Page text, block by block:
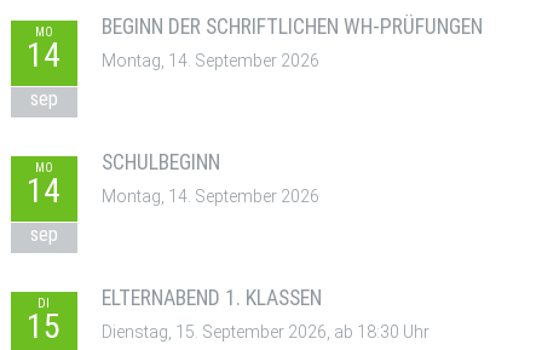
MO
14
sep
BEGINN DER SCHRIFTLICHEN WH-PRÜFUNGEN
Montag, 14. September 2026
MO
14
sep
SCHULBEGINN
Montag, 14. September 2026
DI
15
ELTERNABEND 1. KLASSEN
Dienstag, 15. September 2026, ab 18:30 Uhr